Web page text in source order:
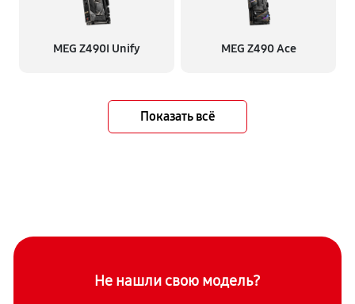
MEG Z490I Unify MEG Z490 Ace
Показать всё
Не нашли свою модель?